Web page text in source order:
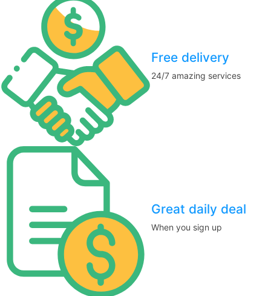
Free delivery
24/7 amazing services
Great daily deal
When you sign up